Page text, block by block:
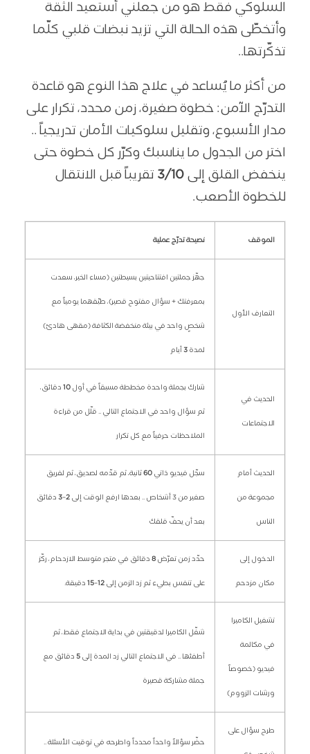
السلوكي فقط هو من جعلني أستعيد الثقة
وأتخطّى هذه الحالة التي تزيد نبضات قلبي كلّما
تذكّرتها..
من أكثر ما يُساعد في علاج هذا النوع هو قاعدة
التدرّج الآمن: خطوة صغيرة، زمن محدد، تكرار على
مدار الأسبوع، وتقليل سلوكيات الأمان تدريجياً ..
اختر من الجدول ما يناسبك وكرّر كل خطوة حتى
ينخفض القلق إلى 3/10 تقريباً قبل الانتقال
للخطوة الأصعب.
الموقف نصيحة تدرّج عملية
التعارف الأول
جهّز جملتين افتتاحيتين بسيطتين (مساء الخير، سعدت
بمعرفتك + سؤال مفتوح قصير)، طبّقهما يومياً مع
شخصٍ واحد في بيئة منخفضة الكثافة (مقهى هادئ)
لمدة 3 أيام
الحديث في
الاجتماعات
شارك بجملة واحدة مخططة مسبقاً في أول 10 دقائق،
ثم سؤال واحد في الاجتماع التالي .. قلّل من قراءة
الملاحظات حرفياً مع كل تكرار
الحديث أمام
مجموعة من
الناس
سجّل فيديو ذاتي 60 ثانية، ثم قدّمه لصديق، ثم لفريق
صغير من 3 أشخاص .. بعدها ارفع الوقت إلى 2
–
3دقائق
بعد أن يحفّ قلقك
الدخول إلى
مكان مزدحم
حدّد زمن تعرّض 8دقائق في متجر متوسط الازدحام، ركّز
على تنفس بطيء ثم زد الزمن إلى 12
–
15دقيقة.
تشغيل الكاميرا
في مكالمة
فيديو (خصوصاً
ورشات الزووم)
شغّل الكاميرا لدقيقتين في بداية الاجتماع فقط، ثم
أطفئها .. في الاجتماع التالي زد المدة إلى 5 دقائق مع
جملة مشاركة قصيرة
طرح سؤال على
حضّر سؤالاً واحداً محدداً واطرحه في توقيت الأسئلة ..